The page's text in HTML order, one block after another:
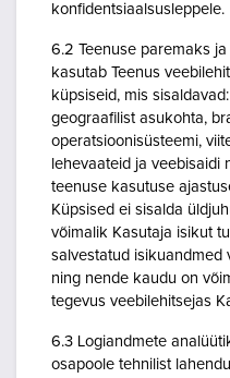
konfidentsiaalsusleppele.
6.2 Teenuse paremaks
kasutab Teenus
küpsiseid, mis
geograafilist asukohta,
operatsioonisüsteemi,
lehevaateid ja veebisaidi
teenuse kasutuse
Küpsised ei sisalda
võimalik Kasutaja isikut
salvestatud isikuandmed
ning nende kaudu on
tegevus veebilehitsejas
6.3 Logiandmete
osapoole tehnilist